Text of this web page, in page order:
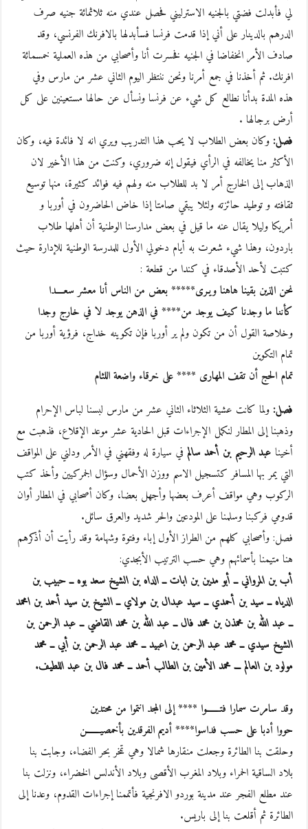
لي فأبدلت فضتي بالجنيه الاسترليني فحصل عندي منه ثلاثمائة جنيه صرف
الدرهم بالدينار على أني إذا قدمت فرنسا فسأبدلها بالافرنك الفرنسي، وقد
صادف الأمر انخفاضا في الجنيه فخسرت أنا وأصحابي من هذه العملية خمسمائة
افرنك. ثم أخذنا في جمع أمرنا ونحن ننتظر اليوم الثاني عشر من مارس وفي
هذه المدة بدأنا نطالع كل شيء عن فرنسا ونسأل عن حالها مستعينين على كل
أرض برجالها .
فصل:وكان بعض الطلاب لا يحب هذا التدريب ويري انه لا فائدة فيه، وكان
الأكثر منا يخالفه في الرأي فيقول إنه ضروري، وكنت من هذا الأخير لان
الذهاب إلى الخارج أمر لا بد للطلاب منه ولهم فيه فوائد كثيرة، منها توسيع
ثقافته و توطيد حائزته ولئلا يبقي صامتا إذا خاض الحاضرون في أوربا و
أمريكا وليلا يقال عنه ما قيل في بعض مدارسنا الوطنية أن أهلها طلاب
باردون، وهذا شيء شعرت به أيام دخولي الأول للمدرسة الوطنية للإدارة حيث
كتبت لأحد الأصدقاء في كندا من قطعة :
نحن الذين بقينا هاهنا ويـرى***** بعض من الناس أنا معشر سعــــدا
كأننا ما وجدنا كيف يوجد من**** في الذهن يوجد لا في خارج وجدا
وخلاصة القول أن من تكون ولم ير أوربا فإن تكوينه خداج، فرؤية أوربا من
تمام التكوين
تمام الحج أن تقف المهارى **** على خرقاء واضعة اللثام
فصل:ولما كانت عشية الثلاثاء الثاني عشر من مارس لبسنا لباس الإحرام
وذهبنا إلى المطار لنكمل الإجراءات قبل الحادية عشر موعد الإقلاع، فذهبت مع
أخينا عبد الرحيم بن أحمد سالم في سيارة له وفقهني في الأمر ودلني على المواقف
التي يمر بها المسافر كتسجيل الاسم ووزن الأحمال وسؤال الجمركيين وأخذ كتب
الركوب وهي مواقف أعرف بعضها وأجهل بعضا، وكان أصحابي في المطار أوان
قدومي فركبنا وسلمنا على المودعين والحر شديد والعرق سائل.
فصل: وأصحابي كلهم من الطراز الأول إباء وفتوة وشهامة وقد رأيت أن أذكرهم
هنا متيمنا بأسمائهم وهي حسب الترتيب الأبجدي:
أب بن المرواني ــ أبو مدين بن ابات ــ الداه بن الشيخ سعد بوه ــ حبيب بن
الدياه ــ سيد بن أحمدي ــ سيد عبدال بن مولاي ــ الشيخ بن سيد أحمد بن امحمد
ــ عبد الله بن محمذن بن محمد فال ــ عبد الله بن محمد القاضي ــ عبد الرحمن بن
الشيخ سيدي ــ محمد عبد الرحمن بن اعبيد ــ محمد عبد الرحمن بن أبي ــ محمد
مولود بن العالم ـــ محمد الأمين بن الطالب أحمد ــ محمد فال بن عبد اللطيف.
وقد سامرت سمارا فتـــــــوا **** إلى المجد انتموا من محتدين
حووا أدبا على حسب فداسوا**** أديم الفرقدين بأخمصيـــــــن
وحلقت بنا الطائرة وجعلت منقارها شمالا وهي تمخر بحر الفضاء، وجابت بنا
بلاد الساقية الحمراء وبلاد المغرب الأقصى وبلاد الأندلس الخضراء، ونزلت بنا
عند مطلع الفجر عند مدينة بوردو الافرنجية فأتممنا إجراءات القدوم، وعدنا إلى
الطائرة ثم أقلعت بنا إلى باريس.